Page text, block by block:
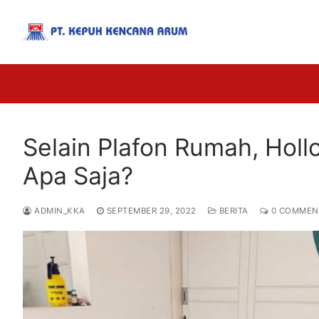
Selain Plafon Rumah,
Apa Saja?
ADMIN_KKA SEPTEMBER 29, 2022 BERITA 0